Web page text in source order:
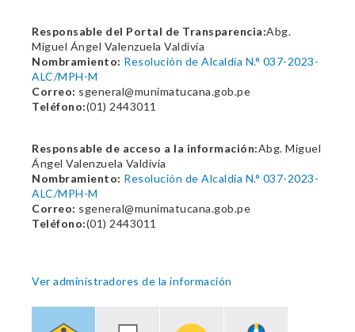
Responsable del Portal de Transparencia:Abg.
Miguel Ángel Valenzuela Valdivia
Nombramiento: Resolución de Alcaldía N.° 037-2023-
ALC/MPH-M
Correo: sgeneral@munimatucana.gob.pe
Teléfono:(01) 2443011
Responsable de acceso a la información:Abg. Miguel
Ángel Valenzuela Valdivia
Nombramiento: Resolución de Alcaldía N.° 037-2023-
ALC/MPH-M
Correo: sgeneral@munimatucana.gob.pe
Teléfono:(01) 2443011
Ver administradores de la información